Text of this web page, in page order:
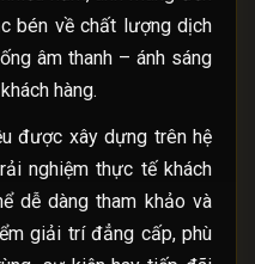
bén về chất lượng dịch
âm thanh – ánh sáng
hàng.
được xây dựng trên hệ
nghiệm thực tế khách
dễ dàng tham khảo và
giải trí đẳng cấp, phù